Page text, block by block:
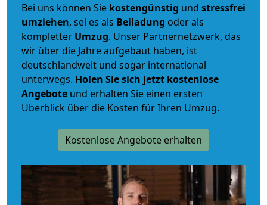
Bei uns können Sie kostengünstig und stressfrei
umziehen, sei es als Beiladung oder als
kompletter Umzug. Unser Partnernetzwerk, das
wir über die Jahre aufgebaut haben, ist
deutschlandweit und sogar international
unterwegs. Holen Sie sich jetzt kostenlose
Angebote und erhalten Sie einen ersten
Überblick über die Kosten für Ihren Umzug.
Kostenlose Angebote erhalten